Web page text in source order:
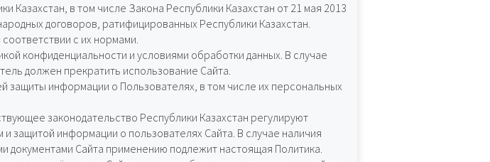
Казахстан, в том числе Закона Республики Казахстан от 21 мая 2013
договоров, ратифицированных Республики Казахстан.
с их нормами.
конфиденциальности и условиями обработки данных. В случае
должен прекратить использование Сайта.
информации о Пользователях, в том числе их персональных
законодательство Республики Казахстан регулируют
информации о пользователях Сайта. В случае наличия
Сайта применению подлежит настоящая Политика.